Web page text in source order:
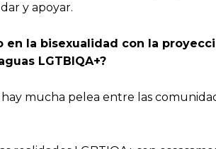
y apoyar.
la bisexualidad con la
LGTBIQA+?
mucha pelea entre las